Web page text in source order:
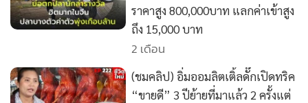
ราคาสูง 800,000บาท แลกค่าเข้าสูง
ถึง 15,000 บาท
2 เดือน
(ชมคลิป) อิ่มออมลิตเติ้ลดั๊กเปิดทริค
“ขายดี” 3 ปีย้ายที่มาแล้ว 2 ครั้งแต่